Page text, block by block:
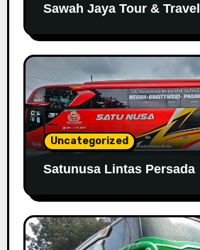
Sawah Jaya Tour & Travel
Uncategorized
Satunusa Lintas Persada